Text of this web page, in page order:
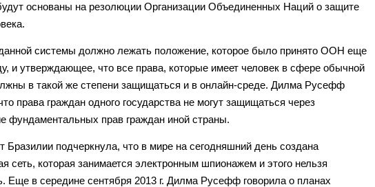
основаны на резолюции Организации Объединенных Наций о защите
системы должно лежать положение, которое было принято ООН еще
и утверждающее, что все права, которые имеет человек в сфере обычной
в такой же степени защищаться и в онлайн-среде. Дилма Русефф
права граждан одного государства не могут защищаться через
фундаментальных прав граждан иной страны.
Бразилии подчеркнула, что в мире на сегодняшний день создана
сеть, которая занимается электронным шпионажем и этого нельзя
Еще в середине сентября 2013 г. Дилма Русефф говорила о планах